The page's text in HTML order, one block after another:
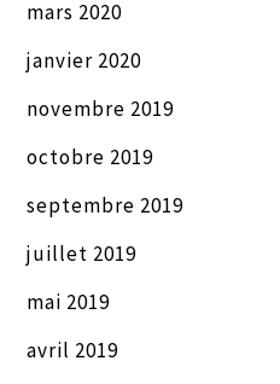
mars 2020
janvier 2020
novembre 2019
octobre 2019
septembre 2019
juillet 2019
mai 2019
avril 2019